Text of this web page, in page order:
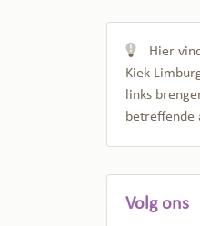
Hier
Kiek
links
betreffende
Volg ons